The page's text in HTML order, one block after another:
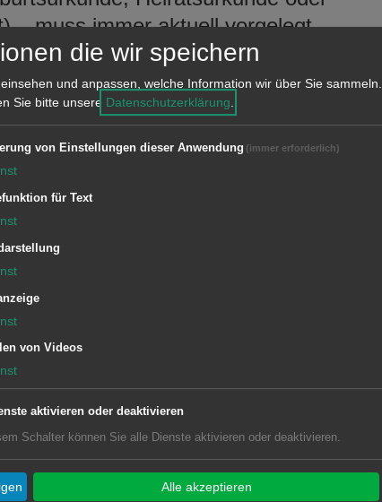
– muss immer aktuell vorgelegt
Geburtsurkunde,
und evtl. vorhandener Nachweis
und unter 18
der Eltern
der Antragstellung muss ein
steht Ihnen gerne
während ihrer Öffnungszeiten
52-1087 bzw. -1097 zur
im Internet unter
Sie Informationen über die
die wir speichern
und anpassen, welche Information wir über Sie sammeln.
Sie bitte unsere Datenschutzerklärung.
von Einstellungen dieser Anwendung (immer erforderlich)
für Text
von Videos
aktivieren oder deaktivieren
Schalter können Sie alle Dienste aktivieren oder deaktivieren.
Alle akzeptieren